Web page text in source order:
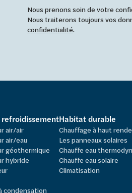
Nous prenons soin de votre
Nous traiterons toujours vos
confidentialité.
air/air
air/eau
géothermique
hybride
condensation
Habitat durable
Chauffage à haut
Les panneaux solaires
Chauffe eau
Chauffe eau solaire
Climatisation